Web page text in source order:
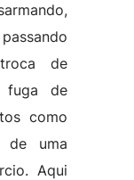
de
fuga de
como
de uma
Aqui